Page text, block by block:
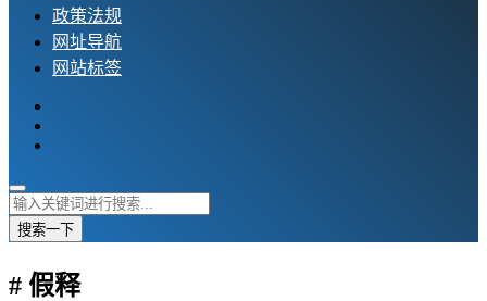
政策法规
网址导航
网站标签
搜索一下
# 假释